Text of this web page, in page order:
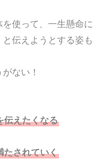
使って、一生懸命に
と伝えようとする姿も
ない！
伝えたくなる
たされていく